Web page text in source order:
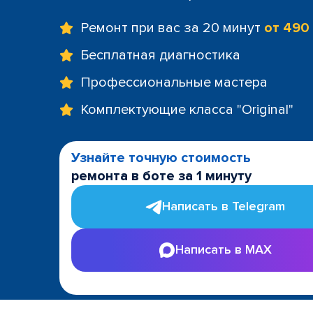
Ремонт при вас за 20 минут от
Бесплатная диагностика
Профессиональные мастера
Комплектующие класса "Original"
Узнайте точную стоимость
ремонта в боте за 1 минуту
Написать в Telegram
Написать в MAX